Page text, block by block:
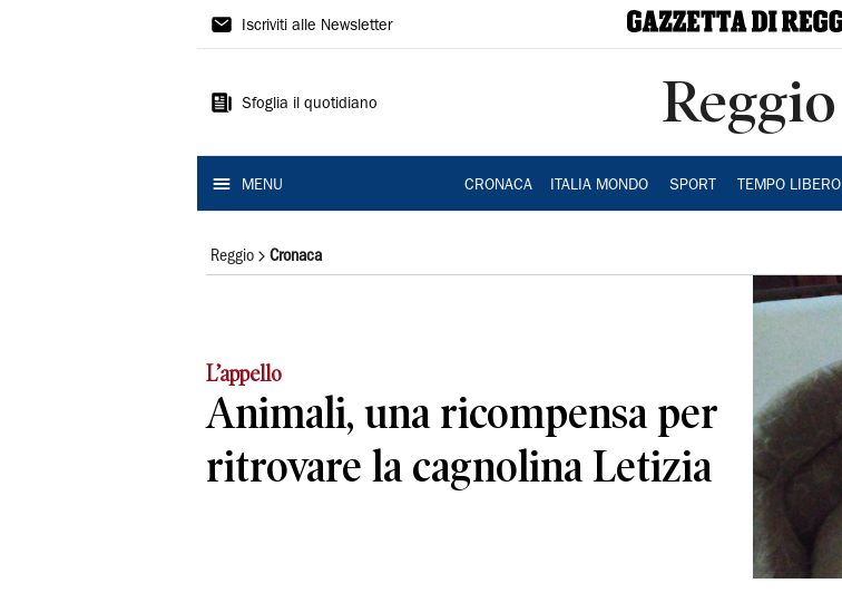
Gazzetta
Reggio
Iscriviti alle Newsletter
Sfoglia il quotidiano Reggio
MENU CRONACA ITALIA MONDO SPORT TEMPO LIBERO
Reggio Cronaca
L’appello
Animali, una ricompensa per
ritrovare la cagnolina Letizia